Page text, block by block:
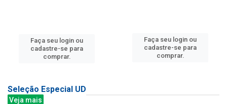
Faça seu login ou
cadastre-se para
comprar.
Faça seu login ou
cadastre-se para
comprar.
Seleção Especial UD
Veja mais